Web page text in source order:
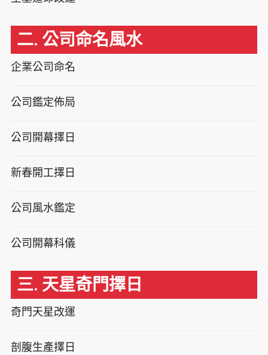
二. 公司命名風水
企業公司命名
公司鑑定佈局
公司開幕擇日
新春開工擇日
公司風水鑑定
公司開幕科儀
三. 天星奇門擇日
奇門天星改運
剖腹生產擇日